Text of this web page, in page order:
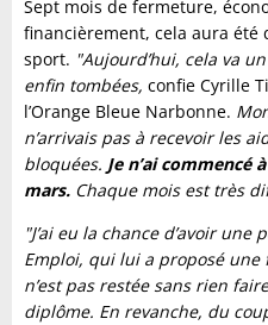
Sept mois de fermeture,
financièrement, cela aura été
sport. "Aujourd’hui, cela va
enfin tombées, confie Cyrille
l’Orange Bleue Narbonne.
n’arrivais pas à recevoir les
bloquées. Je n’ai commencé
mars. Chaque mois est très
"J’ai eu la chance d’avoir
Emploi, qui lui a proposé une
n’est pas restée sans rien
diplôme. En revanche, du